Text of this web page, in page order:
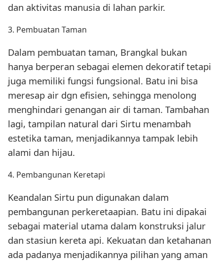
dan aktivitas manusia di lahan parkir.
3. Pembuatan Taman
Dalam pembuatan taman, Brangkal bukan
hanya berperan sebagai elemen dekoratif tetapi
juga memiliki fungsi fungsional. Batu ini bisa
meresap air dgn efisien, sehingga menolong
menghindari genangan air di taman. Tambahan
lagi, tampilan natural dari Sirtu menambah
estetika taman, menjadikannya tampak lebih
alami dan hijau.
4. Pembangunan Keretapi
Keandalan Sirtu pun digunakan dalam
pembangunan perkeretaapian. Batu ini dipakai
sebagai material utama dalam konstruksi jalur
dan stasiun kereta api. Kekuatan dan ketahanan
ada padanya menjadikannya pilihan yang aman